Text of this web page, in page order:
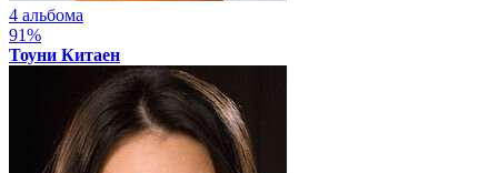
4 альбома
91%
Тоуни Китаен